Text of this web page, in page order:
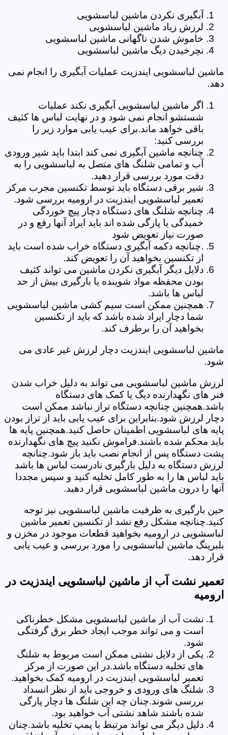
آبگیری نکردن ماشین لباسشویی
لرزش زیاد ماشین لباسشویی
خاموش شدن ناگهانی ماشین لباسشویی
نچرخیدن دیگ ماشین لباسشویی
ماشین لباسشویی ایندزیت عملیات آبگیری را انجام نمی
دهد.
اگر ماشین لباسشویی آبگیری نکند عملیات
شستشو انجام نمی شود و در نهایت لباس ها کثیف
باقی خواهد ماند.برای عیب یابی موارد زیر را
بررسی کنید:
چنانچه ماشین آبگیری نمی کند ابتدا باید شیر ورودی
آب و تمامی شلنگ های متصل به لباسشویی را به
دقت مورد بررسی قرار دهید.
شیر برقی دستگاه باید توسط تکنسین مجرب مرکز
تعمیر لباسشویی ایندزیت در ارومیه بررسی شود.
چنانچه شلنگ های دستگاه دچار پیچ خوردگی
خمیدگی یا پارگی شده اند باید ایراد آنها رفع و در
صورت نیاز تعویض شود
.چنانچه دکمه آبگیری دستگاه خراب شده است باید
از تکنسین بخواهید آن را تعویض کند.
دلایل دیگر آبگیری نکردن ماشین می تواند کثیف
بودن محفظه مواد شوینده یا بارگیری بیش از حد
لباس ها باشد.
همچنین ممکن است سیم کشی ماشین لباسشویی
شما دچار ایراد شده باشد که باید از تکنسین
بخواهید آن را برطرف کند.
ماشین لباسشویی ایندزیت دچار لرزش غیر عادی می
شود.
لرزش ماشین لباسشویی می تواند به دلیل خراب شدن
فنر های نگهدارنده دیگ یا کمک های دستگاه
باشد.همچنین چنانچه دستگاه تراز نباشد ممکن است
دچار لرزش شود.بنابراین برای عیب یابی باید از تراز بودن
پایه های لباسشویی اطمینان حاصل کنید.همچنین پایه ها
باید محکم شده باشند.فراموش نکنید پیچ های نگهدارنده
پشت دستگاه پس از انجام نصب باید باز شود.چنانچه
لرزش دستگاه به دلیل بارگیری نادرست لباس ها باشد
باید لباس ها را به طور کامل تخلیه کنید و سپس مجددا
آنها را درون ماشین لباسشویی قرار دهید.
حین بارگیری به ظرفیت ماشین لباسشویی نیز توجه
کنید.چنانچه مشکل رفع نشد از تکنسین تعمیر ماشین
لباسشویی در ارومیه بخواهید قطعات موجود در مخزن و
بلبرینگ ماشین لباسشویی را مورد بررسی و عیب یابی
قرار دهد.
تعمیر نشت آب از ماشین لباسشویی ایندزیت در
ارومیه
نشت آب از ماشین لباسشویی مشکل خطرناکی
است و می تواند موجب ایجاد خطر برق گرفتگی
شود.
یکی از دلایل نشتی ممکن است مربوط به شلنگ
های تخلیه دستگاه باشد.در این صورت از مرکز
تعمیر لباسشویی ایندزیت در ارومیه کمک بخواهید.
شلنگ های ورودی و خروجی باید از نظر انسداد
بررسی شوند.چنان چه این شلنگ ها دچار پارگی
شده باشند شاهد نشتی آب خواهید بود.
دلیل دیگر می تواند مرتبط با پمپ تخلیه باشد.چنان